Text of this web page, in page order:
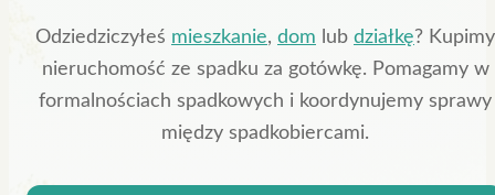
Odziedziczyłeś mieszkanie, dom lub działkę? Kupimy
nieruchomość ze spadku za gotówkę. Pomagamy w
formalnościach spadkowych i koordynujemy sprawy
między spadkobiercami.